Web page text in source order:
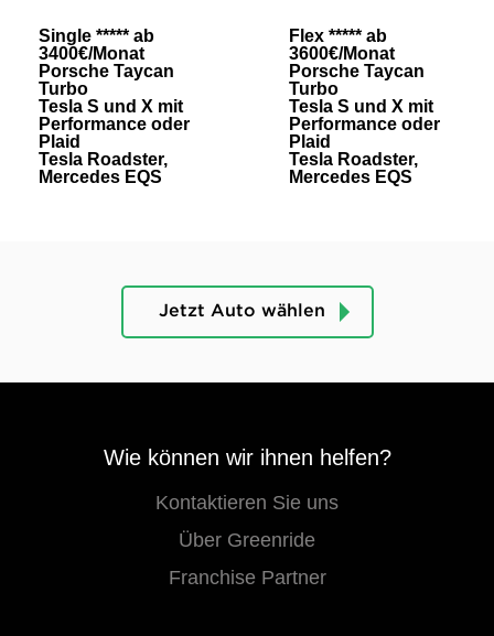
Single ***** ab
3400€/Monat
Porsche Taycan
Turbo
Tesla S und X mit
Performance oder
Plaid
Tesla Roadster,
Mercedes EQS
Flex ***** ab
3600€/Monat
Porsche Taycan
Turbo
Tesla S und X mit
Performance oder
Plaid
Tesla Roadster,
Mercedes EQS
Jetzt Auto wählen
Wie können wir ihnen helfen?
Kontaktieren Sie uns
Über Greenride
Franchise Partner